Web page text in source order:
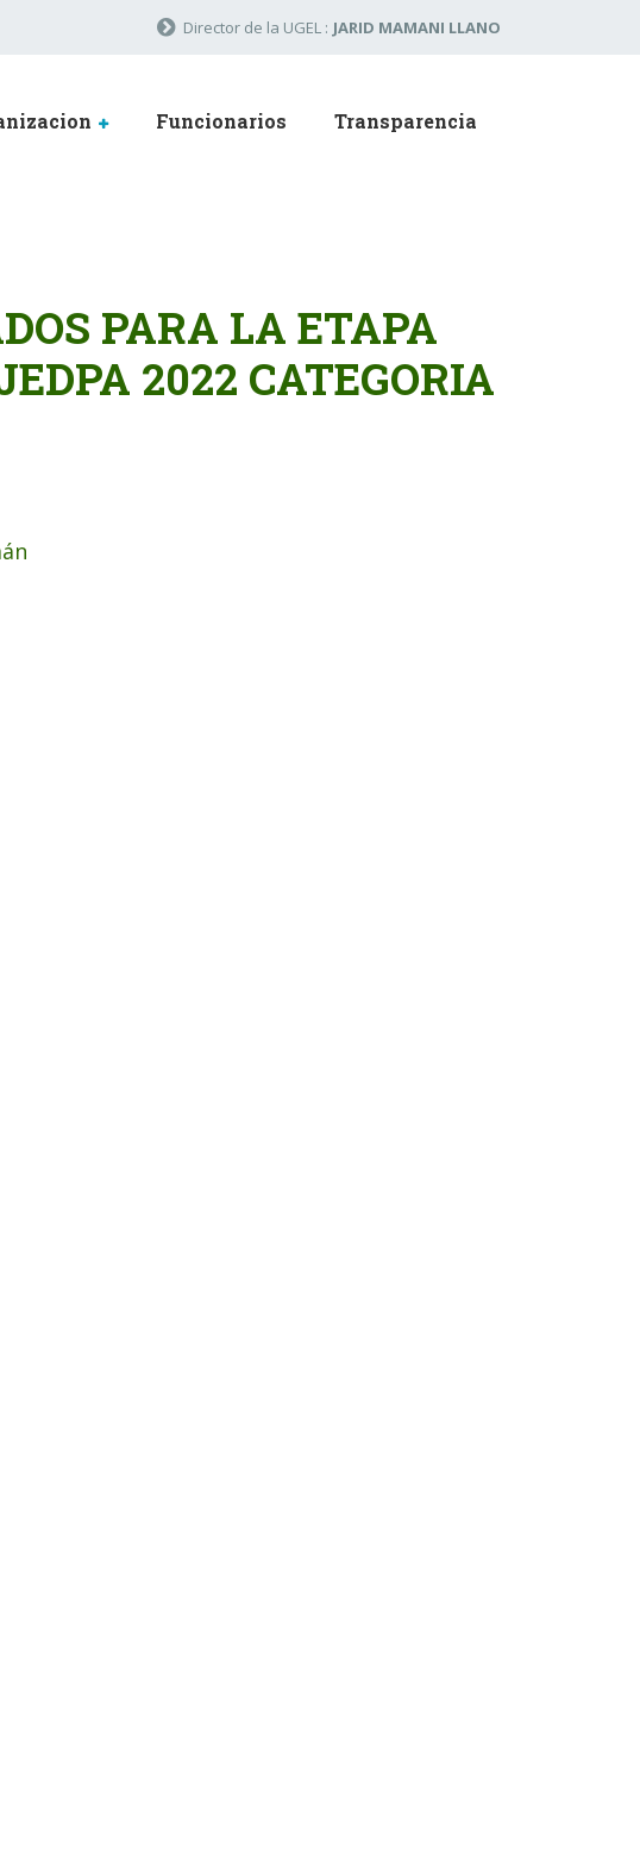
Director de la UGEL : JARID MAMANI LLANO
Funcionarios Transparencia
PARA LA ETAPA
2022 CATEGORIA